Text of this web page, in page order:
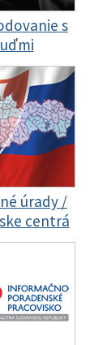
s
úrady /
centrá